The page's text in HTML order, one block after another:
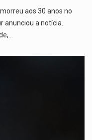
aos 30 anos no
anunciou a notícia.